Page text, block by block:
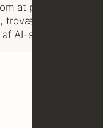
at producere
AI-systemer.